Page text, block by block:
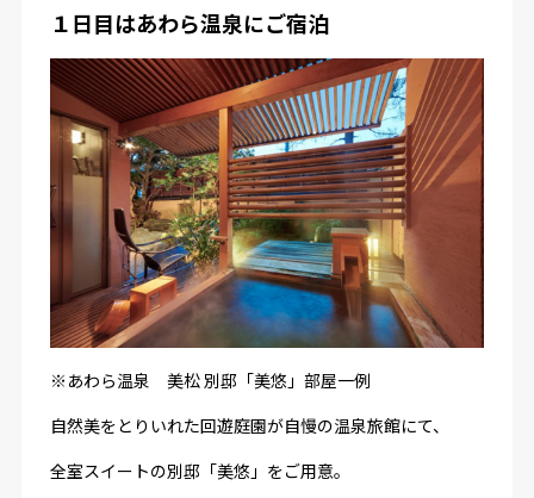
１日目はあわら温泉にご宿泊
※あわら温泉 美松 別邸「美悠」部屋一例
自然美をとりいれた回遊庭園が自慢の温泉旅館にて、
全室スイートの別邸「美悠」をご用意。